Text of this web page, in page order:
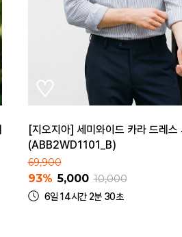
[지오지아] 세미와이드 카라 드레스
(ABB2WD1101_B)
69,900
93% 5,000 10,000
6일 14시간 2분 30초